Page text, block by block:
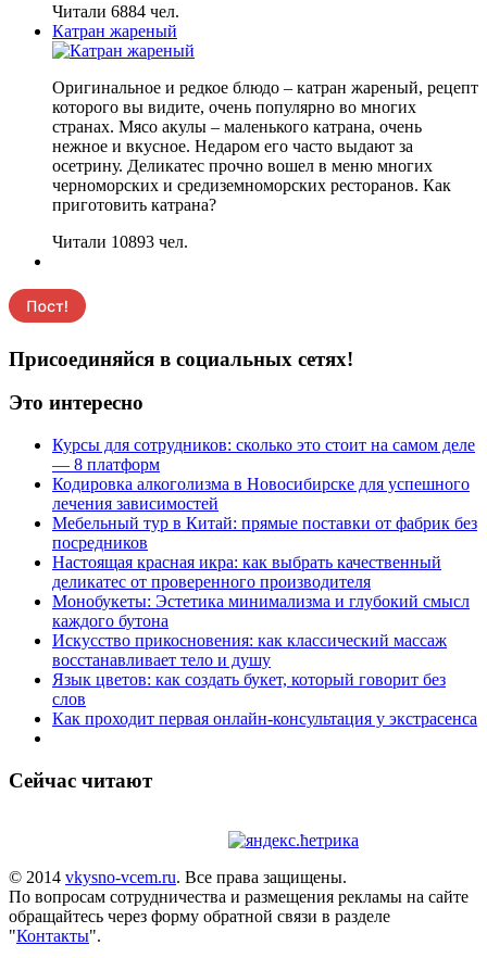
Читали 6884 чел.
Катран жареный
Оригинальное и редкое блюдо – катран жареный, рецепт
которого вы видите, очень популярно во многих
странах. Мясо акулы – маленького катрана, очень
нежное и вкусное. Недаром его часто выдают за
осетрину. Деликатес прочно вошел в меню многих
черноморских и средиземноморских ресторанов. Как
приготовить катрана?
Читали 10893 чел.
Присоединяйся в социальных сетях!
Это интересно
Курсы для сотрудников: сколько это стоит на самом деле
— 8 платформ
Кодировка алкоголизма в Новосибирске для успешного
лечения зависимостей
Мебельный тур в Китай: прямые поставки от фабрик без
посредников
Настоящая красная икра: как выбрать качественный
деликатес от проверенного производителя
Монобукеты: Эстетика минимализма и глубокий смысл
каждого бутона
Искусство прикосновения: как классический массаж
восстанавливает тело и душу
Язык цветов: как создать букет, который говорит без
слов
Как проходит первая онлайн-консультация у экстрасенса
Сейчас читают
© 2014 vkysno-vcem.ru. Все права защищены.
По вопросам сотрудничества и размещения рекламы на сайте
обращайтесь через форму обратной связи в разделе
"Контакты".